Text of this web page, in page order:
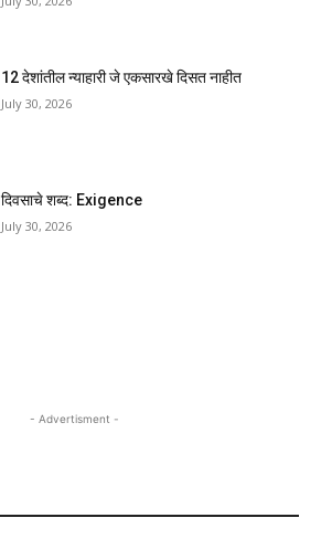
12 देशांतील न्याहारी जे एकसारखे दिसत नाहीत
July 30, 2026
दिवसाचे शब्द: Exigence
July 30, 2026
- Advertisment -